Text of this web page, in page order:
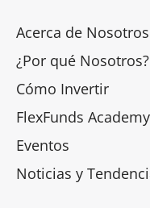
Acerca de Nosotros
¿Por qué Nosotros?
Cómo Invertir
FlexFunds Academy
Eventos
Noticias y